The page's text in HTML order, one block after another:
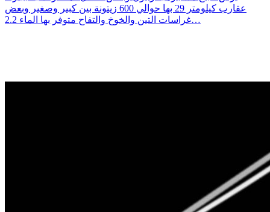
عقارب كيلومتر 29 بها حوالي 600 زيتونة بين كبير وصغير وبعض
غراسات التين والخوخ والتفاح متوفر بها الماء 2.2…